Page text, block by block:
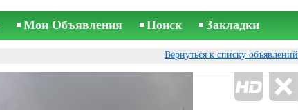
Мои Объявления Поиск Закладки
Вернуться к списку объявлений